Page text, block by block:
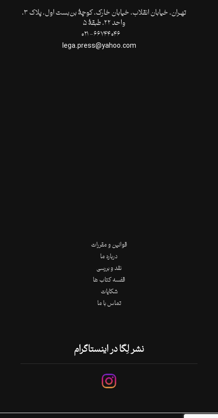
تهـران،‌ خیابان انقلاب، خیابان خارک، کوچۀ بن‌بست اول، پلاک ۳،
واحد ۲۲، طبقۀ ۵
قوانین و مقررات
درباره ما
نقد و بررسی
قفسه کتاب ها
شکایات
تماس با ما
نشر لِگا در اینستاگرام